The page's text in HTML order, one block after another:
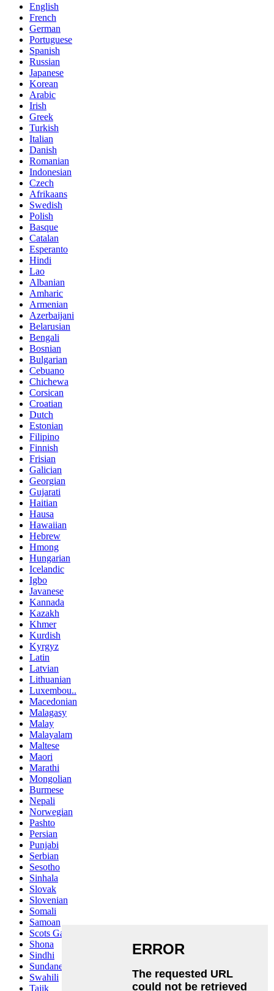
English
French
German
Portuguese
Spanish
Russian
Japanese
Korean
Arabic
Irish
Greek
Turkish
Italian
Danish
Romanian
Indonesian
Czech
Afrikaans
Swedish
Polish
Basque
Catalan
Esperanto
Hindi
Lao
Albanian
Amharic
Armenian
Azerbaijani
Belarusian
Bengali
Bosnian
Bulgarian
Cebuano
Chichewa
Corsican
Croatian
Dutch
Estonian
Filipino
Finnish
Frisian
Galician
Georgian
Gujarati
Haitian
Hausa
Hawaiian
Hebrew
Hmong
Hungarian
Icelandic
Igbo
Javanese
Kannada
Kazakh
Khmer
Kurdish
Kyrgyz
Latin
Latvian
Lithuanian
Luxembou..
Macedonian
Malagasy
Malay
Malayalam
Maltese
Maori
Marathi
Mongolian
Burmese
Nepali
Norwegian
Pashto
Persian
Punjabi
Serbian
Sesotho
Sinhala
Slovak
Slovenian
Somali
Samoan
Scots Gaelic
Shona
Sindhi
Sundanese
Swahili
Tajik